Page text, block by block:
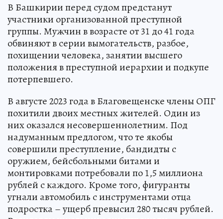
В Башкирии перед судом предстанут
участники организованной преступной
группы. Мужчин в возрасте от 31 до 41 года
обвиняют в серии вымогательств, разбое,
похищении человека, занятии высшего
положения в преступной иерархии и подкупе
потерпевшего.
В августе 2023 года в Благовещенске члены ОПГ
похитили двоих местных жителей. Один из
них оказался несовершеннолетним. Под
надуманным предлогом, что те якобы
совершили преступление, бандидты с
оружием, бейсбольными битами и
монтировками потребовали по 1,5 миллиона
рублей с каждого. Кроме того, фигуранты
угнали автомобиль с инструментами отца
подростка – ущерб превысил 280 тысяч рублей.